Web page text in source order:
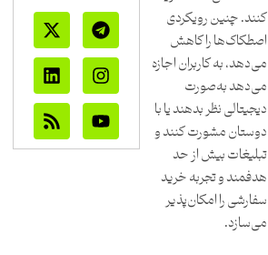
کنند. چنین رویکردی
اصطکاک‌ها را کاهش
می‌دهد، به کاربران اجازه
می‌دهد به‌صورت
دیجیتالی نظر بدهند یا با
دوستان مشورت کنند و
تبلیغات بیش از حد
هدفمند و تجربه خرید
سفارشی را امکان‌پذیر
می‌سازد.